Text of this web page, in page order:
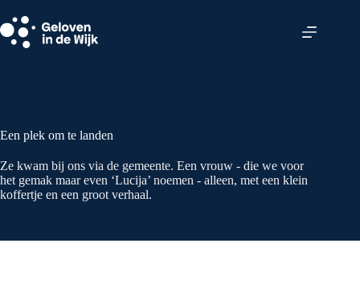
naar
de
inhoud
Een plek om te landen
Ze kwam bij ons via de gemeente. Een vrouw - die we voor
het gemak maar even ‘Lucija’ noemen - alleen, met een klein
koffertje en een groot verhaal.